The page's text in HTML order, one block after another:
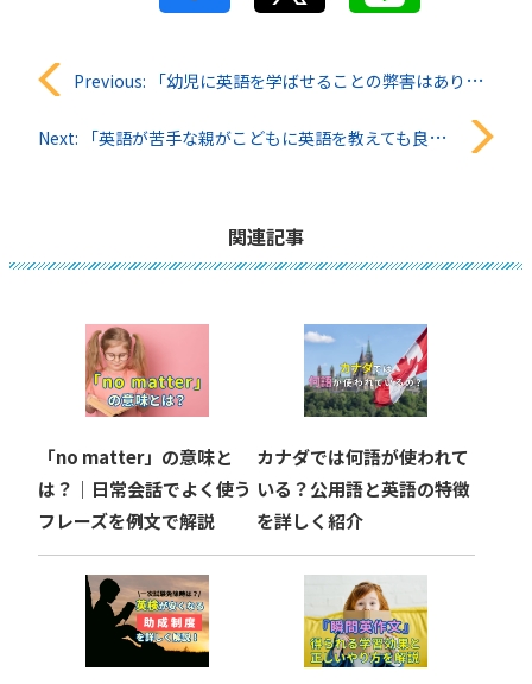
投
稿
ョ
ン
Previous: 「幼児に英語を学ばせることの弊害はありますか？」QQキッズ知恵袋#32
Next: 「英語が苦手な親がこどもに英語を教えても良いのですか？」QQキッズ知恵袋#33
関連記事
「no matter」の意味と
は？｜日常会話でよく使う
フレーズを例文で解説
カナダでは何語が使われて
いる？公用語と英語の特徴
を詳しく紹介